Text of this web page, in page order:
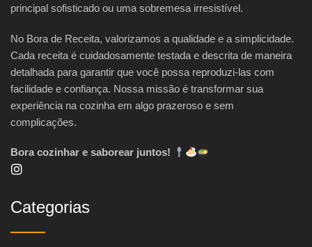
principal sofisticado ou uma sobremesa irresistível.
No Bora de Receita, valorizamos a qualidade e a simplicidade.
Cada receita é cuidadosamente testada e descrita de maneira
detalhada para garantir que você possa reproduzi-las com
facilidade e confiança. Nossa missão é transformar sua
experiência na cozinha em algo prazeroso e sem
complicações.
Bora cozinhar e saborear juntos!
Categorias